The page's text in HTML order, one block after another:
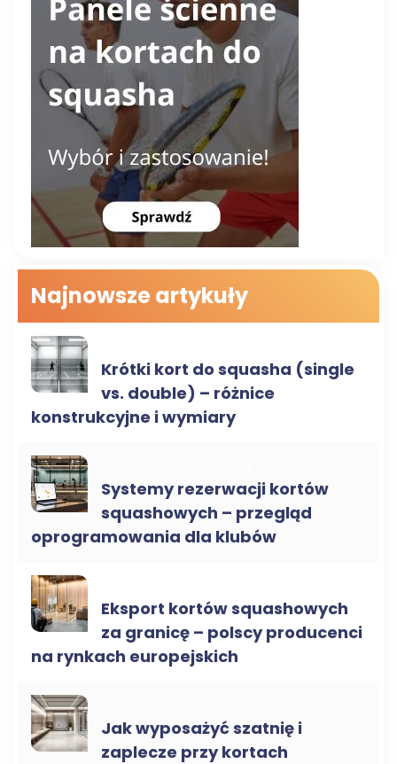
Najnowsze artykuły
Krótki kort do squasha (single
vs. double) – różnice
konstrukcyjne i wymiary
Systemy rezerwacji kortów
squashowych – przegląd
oprogramowania dla klubów
Eksport kortów squashowych
za granicę – polscy producenci
na rynkach europejskich
Jak wyposażyć szatnię i
zaplecze przy kortach